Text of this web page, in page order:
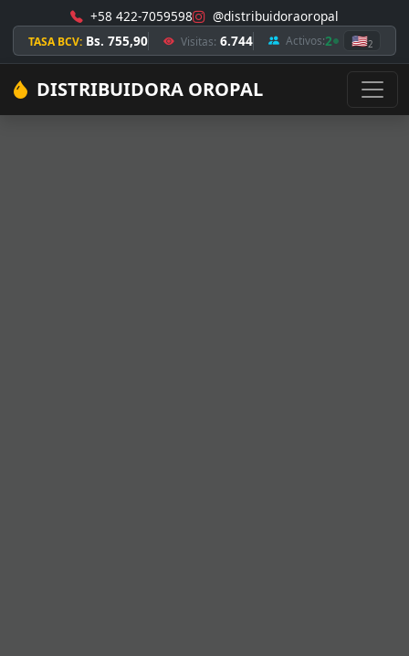
+58 422-7059598 @distribuidoraoropal
TASA BCV: Bs. 755,90 Visitas: 6.744 Activos:2 🇺🇸2
DISTRIBUIDORA OROPAL